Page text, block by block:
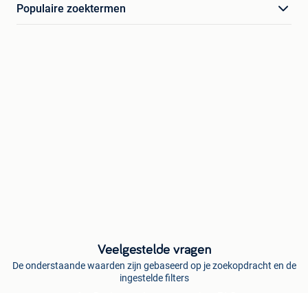
Populaire zoektermen
Veelgestelde vragen
De onderstaande waarden zijn gebaseerd op je zoekopdracht en de
ingestelde filters